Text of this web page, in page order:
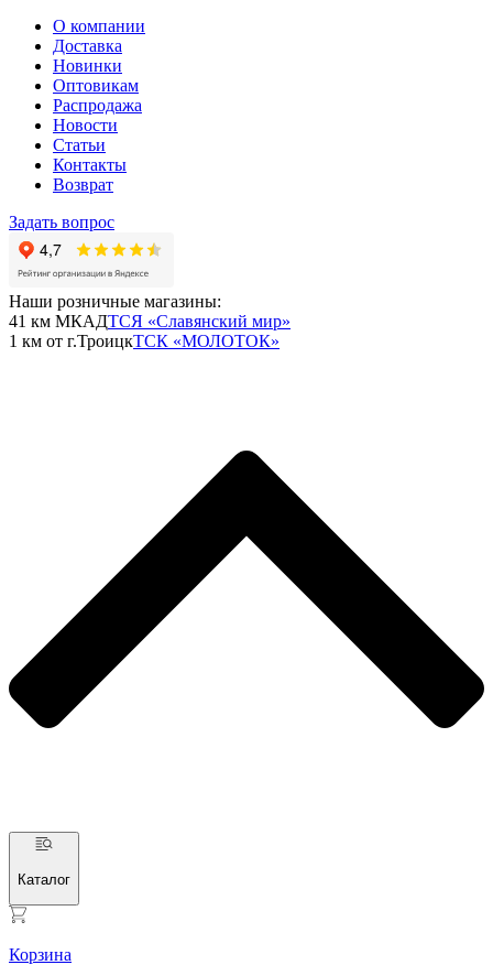
О компании
Доставка
Новинки
Оптовикам
Распродажа
Новости
Статьи
Контакты
Возврат
Задать вопрос
Наши розничные магазины:
41 км МКАДТСЯ «Славянский мир»
1 км от г.ТроицкТСК «МОЛОТОК»
Каталог
Корзина